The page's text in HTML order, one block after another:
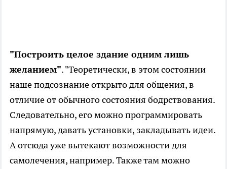
"Построить целое здание одним лишь
желанием". "Теоретически, в этом состоянии
наше подсознание открыто для общения, в
отличие от обычного состояния бодрствования.
Следовательно, его можно программировать
напрямую, давать установки, закладывать идеи.
А отсюда уже вытекают возможности для
самолечения, например. Также там можно